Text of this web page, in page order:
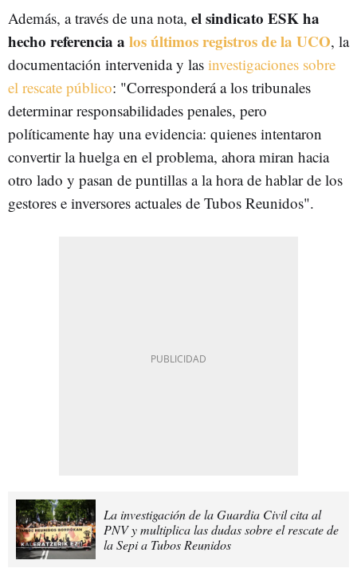
Además, a través de una nota, el sindicato ESK ha
hecho referencia a los últimos registros de la UCO, la
documentación intervenida y las investigaciones sobre
el rescate público: "Corresponderá a los tribunales
determinar responsabilidades penales, pero
políticamente hay una evidencia: quienes intentaron
convertir la huelga en el problema, ahora miran hacia
otro lado y pasan de puntillas a la hora de hablar de los
gestores e inversores actuales de Tubos Reunidos".
La investigación de la Guardia Civil cita al
PNV y multiplica las dudas sobre el rescate de
la Sepi a Tubos Reunidos